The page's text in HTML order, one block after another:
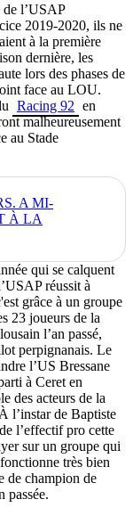
de l’USAP
2019-2020, ils ne
à la première
dernière, les
lors des phases de
face au LOU.
Racing 92 en
malheureusement
au Stade
A MI-
À LA
qui se calquent
réussit à
grâce à un groupe
23 joueurs de la
l’an passé,
perpignanais. Le
l’US Bressane
à Ceret en
des acteurs de la
l’instar de Baptiste
l’effectif pro cette
sur un groupe qui
très bien
de champion de
passée.